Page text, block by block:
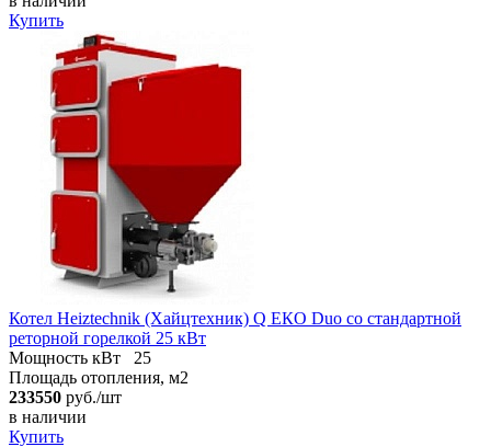
Купить
Котел Heiztechnik (Хайцтехник) Q ЕКO Duo со стандартной
реторной горелкой 25 кВт
Мощность кВт
25
Площадь отопления, м2
233550 руб./шт
в наличии
Купить